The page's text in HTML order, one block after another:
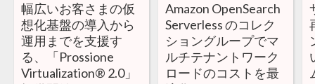
幅広いお客さまの仮
想化基盤の導入から
運用までを支援す
る、「Prossione
Virtualization® 2.0」
Amazon OpenSearch
Serverless のコレク
ショングループでマ
ルチテナントワーク
ロードのコストを最